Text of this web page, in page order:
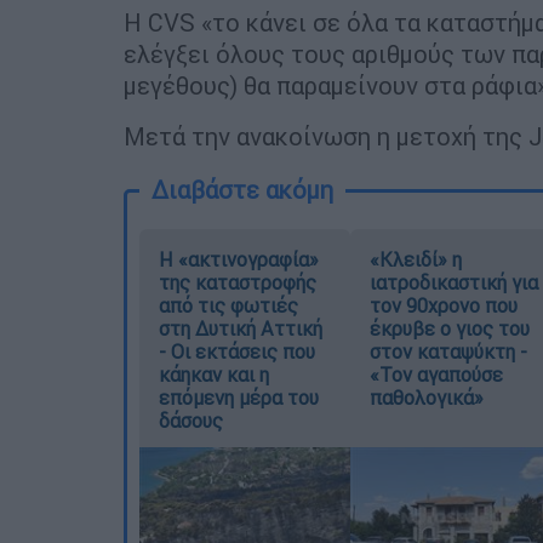
Η CVS «το κάνει σε όλα τα
ελέγξει όλους τους αριθμούς των
μεγέθους) θα παραμείνουν στα
Μετά την ανακοίνωση η μετοχή της
Διαβάστε ακόμη
Η «ακτινογραφία»
της καταστροφής
από τις φωτιές
στη Δυτική Αττική
- Οι εκτάσεις που
κάηκαν και η
επόμενη μέρα του
δάσους
«Κλειδί» η
ιατροδικαστική για
τον 90χρονο που
έκρυβε ο γιος του
στον καταψύκτη -
«Τον αγαπούσε
παθολογικά»